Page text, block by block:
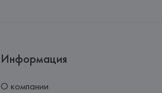
Информация
О компании